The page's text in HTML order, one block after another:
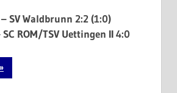
SV Waldbrunn 2:2 (1:0)
ROM/TSV Uettingen II 4:0